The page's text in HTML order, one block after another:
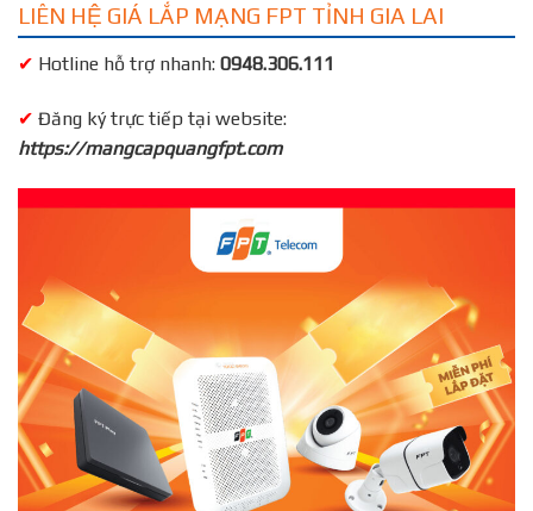
LIÊN HỆ GIÁ LẮP MẠNG FPT TỈNH GIA LAI
✔ Hotline hỗ trợ nhanh: 0948.306.111
✔ Đăng ký trực tiếp tại website:
https://mangcapquangfpt.com